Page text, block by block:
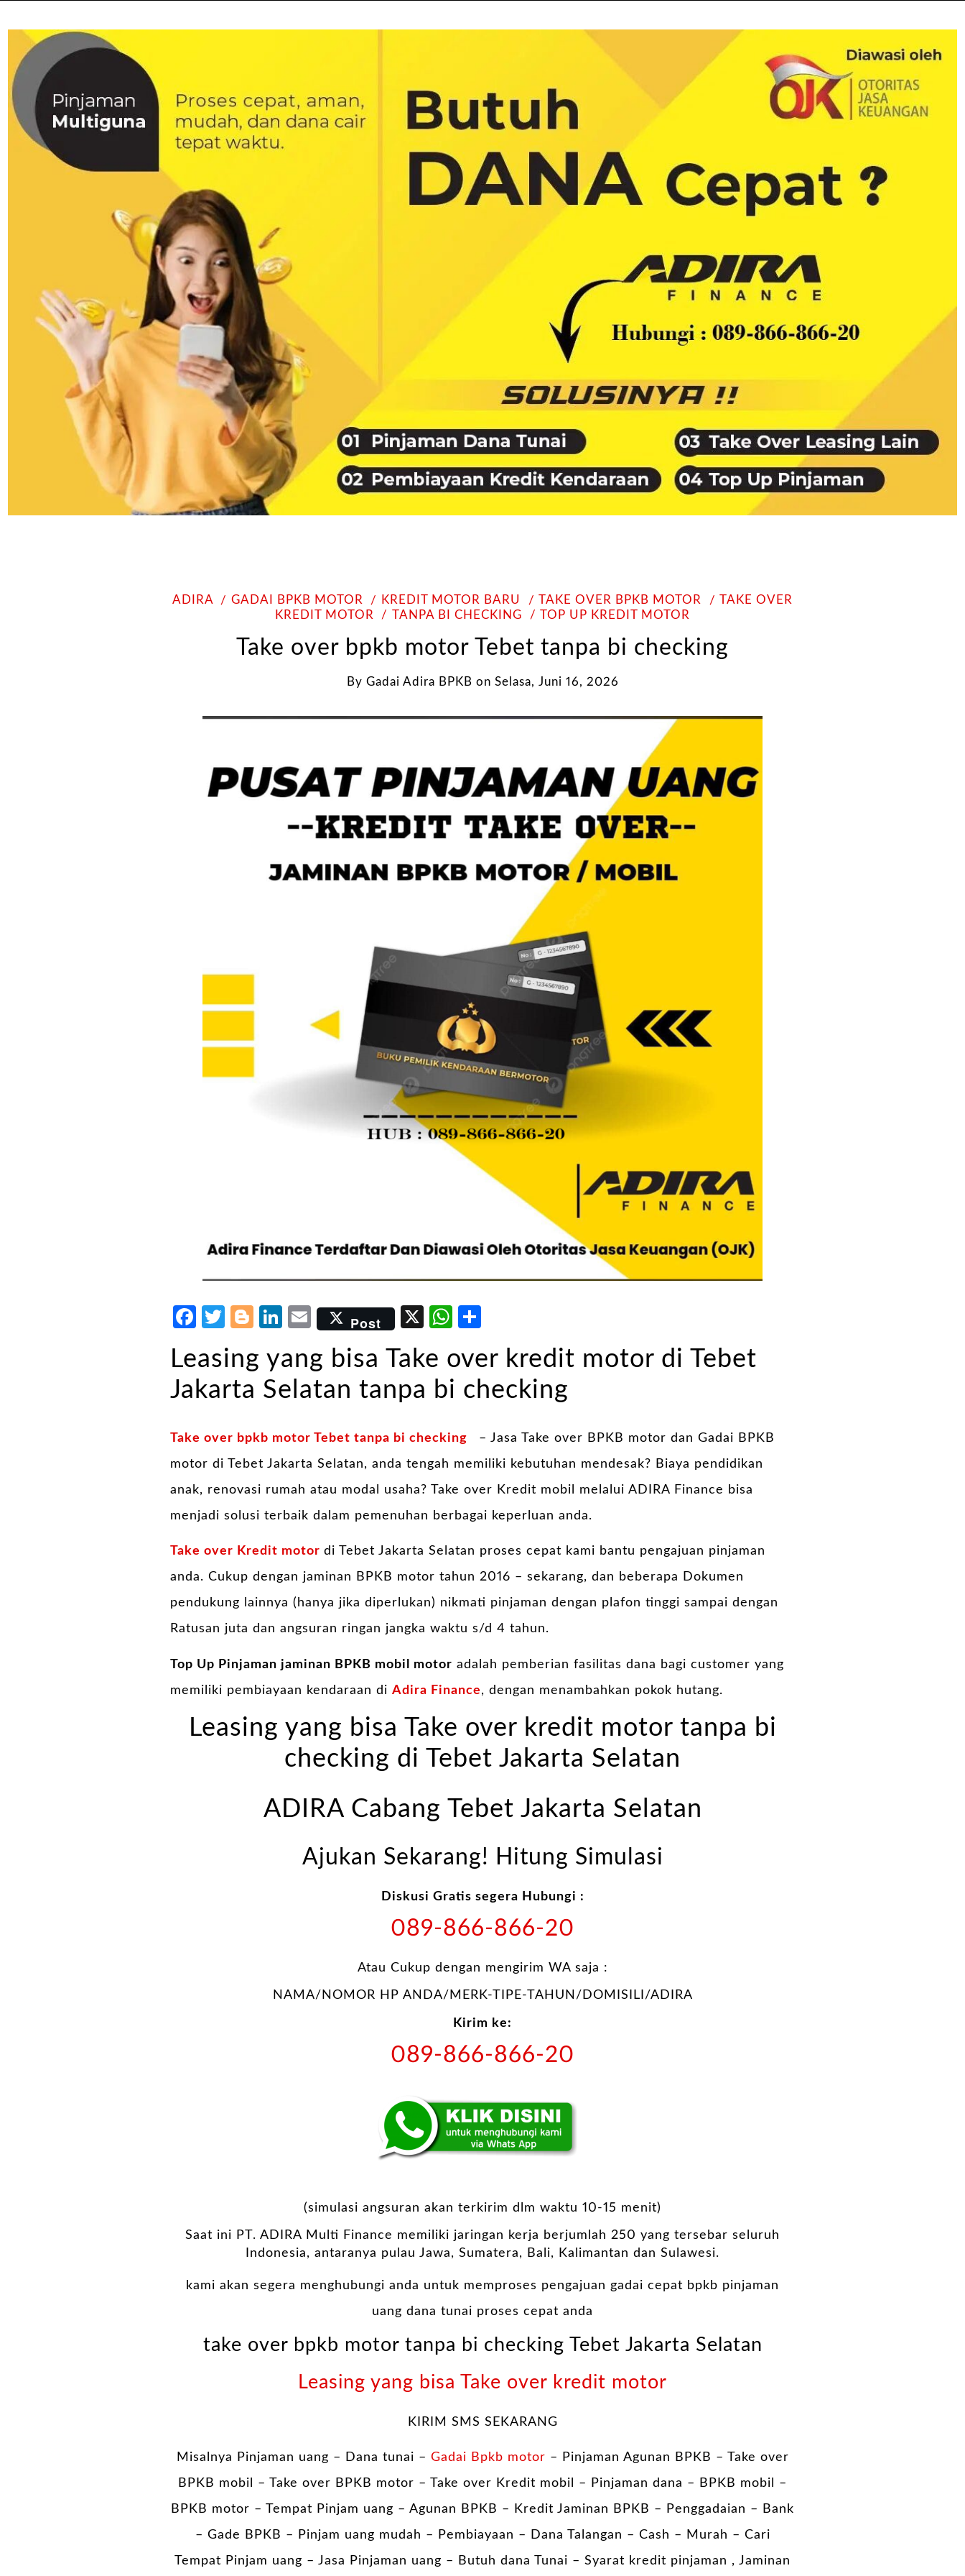
ADIRA GADAI BPKB MOTOR KREDIT MOTOR BARU TAKE OVER BPKB MOTOR
TAKE OVER
KREDIT MOTOR
TANPA BI CHECKING TOP UP KREDIT MOTOR
Take over bpkb motor Tebet tanpa bi checking
By Gadai Adira BPKB on Selasa, Juni 16, 2026
Facebook
Twitter
Blogger
LinkedIn
EmailPost X WhatsApp
Leasing yang bisa Take over kredit motor di Tebet
Jakarta Selatan tanpa bi checking
Take over bpkb motor Tebet tanpa bi checking
– Jasa Take over BPKB motor dan Gadai BPKB
motor di Tebet Jakarta Selatan, anda tengah memiliki kebutuhan mendesak? Biaya pendidikan
anak, renovasi rumah atau modal usaha? Take over Kredit mobil melalui ADIRA Finance bisa
menjadi solusi terbaik dalam pemenuhan berbagai keperluan anda.
Take over Kredit motor di Tebet Jakarta Selatan proses cepat kami bantu pengajuan pinjaman
anda. Cukup dengan jaminan BPKB motor tahun 2016 – sekarang, dan beberapa Dokumen
pendukung lainnya (hanya jika diperlukan) nikmati pinjaman dengan plafon tinggi sampai dengan
Ratusan juta dan angsuran ringan jangka waktu s/d 4 tahun.
Top Up Pinjaman jaminan BPKB mobil motor adalah pemberian fasilitas dana bagi customer yang
memiliki pembiayaan kendaraan di Adira Finance, dengan menambahkan pokok hutang.
Leasing yang bisa Take over kredit motor tanpa bi
checking di Tebet Jakarta Selatan
ADIRA Cabang Tebet Jakarta Selatan
Ajukan Sekarang! Hitung Simulasi
Diskusi Gratis segera Hubungi :
089-866-866-20
Atau Cukup dengan mengirim WA saja :
NAMA/NOMOR HP ANDA/MERK-TIPE-TAHUN/DOMISILI/ADIRA
Kirim ke:
089-866-866-20
(simulasi angsuran akan terkirim dlm waktu 10-15 menit)
Saat ini PT. ADIRA Multi Finance memiliki jaringan kerja berjumlah 250 yang tersebar seluruh
Indonesia, antaranya pulau Jawa, Sumatera, Bali, Kalimantan dan Sulawesi.
kami akan segera menghubungi anda untuk memproses pengajuan gadai cepat bpkb pinjaman
uang dana tunai proses cepat anda
take over bpkb motor tanpa bi checking Tebet Jakarta Selatan
Leasing yang bisa Take over kredit motor
KIRIM SMS SEKARANG
Misalnya Pinjaman uang – Dana tunai – Gadai Bpkb motor – Pinjaman Agunan BPKB – Take over
BPKB mobil – Take over BPKB motor – Take over Kredit mobil – Pinjaman dana – BPKB mobil –
BPKB motor – Tempat Pinjam uang – Agunan BPKB – Kredit Jaminan BPKB – Penggadaian – Bank
– Gade BPKB – Pinjam uang mudah – Pembiayaan – Dana Talangan – Cash – Murah – Cari
Tempat Pinjam uang – Jasa Pinjaman uang – Butuh dana Tunai – Syarat kredit pinjaman , Jaminan